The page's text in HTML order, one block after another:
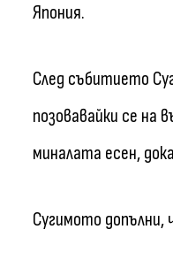
Япония.
След събитието
позовавайки се на
миналата есен,
Сугимото допълни,